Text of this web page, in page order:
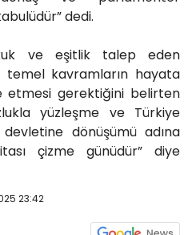
dedi.
ve eşitlik talep eden
kavramların hayata
etmesi gerektiğini belirten
yüzleşme ve Türkiye
dönüşümü adına
çizme günüdür” diye
23:42